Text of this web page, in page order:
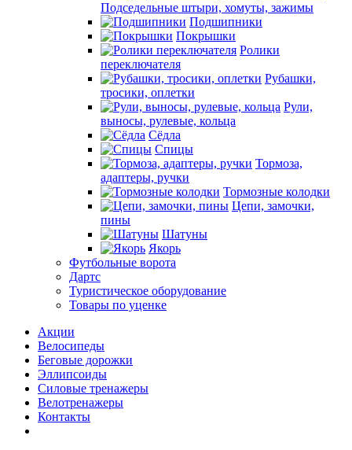
Подседельные штыри, хомуты, зажимы
Подшипники
Покрышки
Ролики
переключателя
Рубашки,
тросики, оплетки
Рули,
выносы, рулевые, кольца
Сёдла
Спицы
Тормоза,
адаптеры, ручки
Тормозные колодки
Цепи, замочки,
пины
Шатуны
Якорь
Футбольные ворота
Дартс
Туристическое оборудование
Товары по уценке
Акции
Велосипеды
Беговые дорожки
Эллипсоиды
Силовые тренажеры
Велотренажеры
Контакты